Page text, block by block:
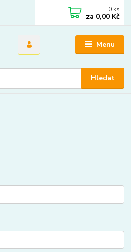
Menu
Hledat
0 ks
za 0,00 Kč